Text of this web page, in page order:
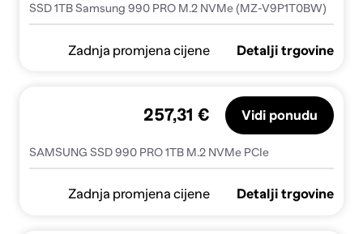
SSD 1TB Samsung 990 PRO M.2 NVMe (MZ-V9P1T0BW)
Zadnja promjena cijene Detalji trgovine
SAMSUNG SSD 990 PRO 1TB M.2 NVMe PCIe
257,31 € Vidi ponudu
Zadnja promjena cijene Detalji trgovine